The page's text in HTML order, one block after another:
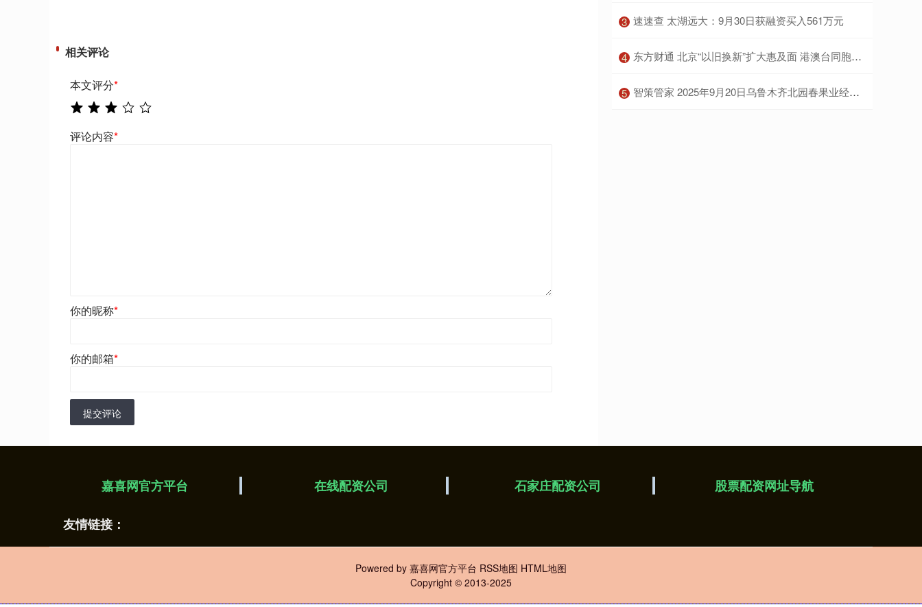
相关评论
本文评分*
评论内容*
你的昵称*
你的邮箱*
提交评论
3 ​速速查 太湖远大：9月30日获融资买入561万元
4 ​东方财通 北京“以旧换新”扩大惠及面 港澳台同胞同享补贴
5 ​智策管家 2025年9月20日乌鲁木齐北园春果业经营管理有限责任公司价格行情
嘉喜网官方平台 在线配资公司 石家庄配资公司 股票配资网址导航
友情链接：
Powered by 嘉喜网官方平台 RSS地图 HTML地图
Copyright © 2013-2025